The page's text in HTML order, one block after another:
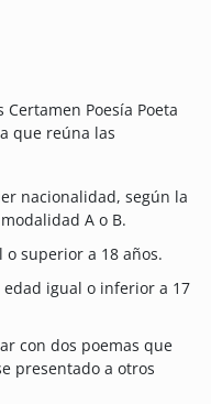
Poesía Poeta
que reúna las
nacionalidad, según la
A o B.
o superior a 18 años.
edad igual o inferior a 17
con dos poemas que
presentado a otros